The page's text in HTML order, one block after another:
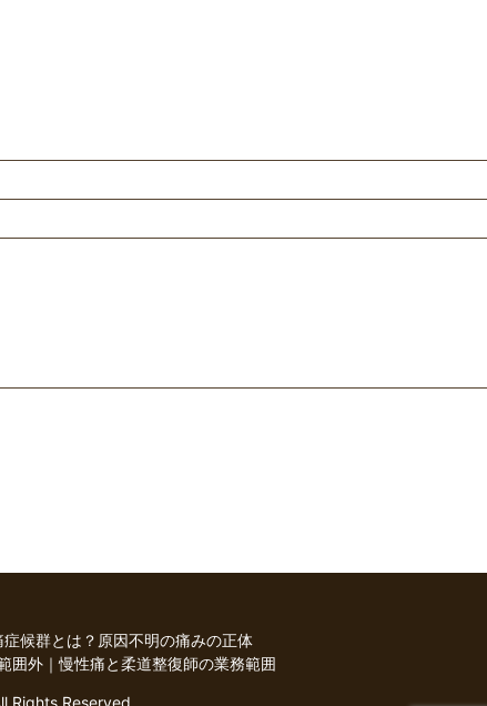
候群とは？原因不明の痛みの正体
囲外｜慢性痛と柔道整復師の業務範囲
Rights Reserved.